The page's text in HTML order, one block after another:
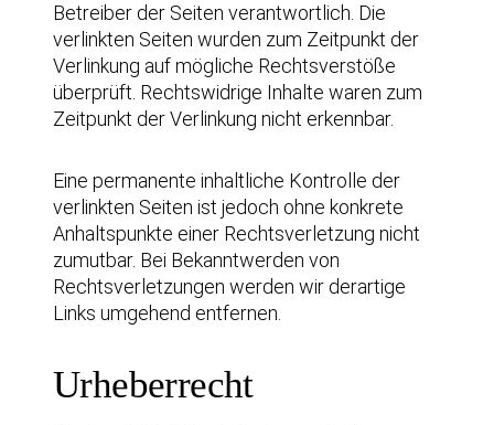
Betreiber der Seiten verantwortlich. Die
verlinkten Seiten wurden zum Zeitpunkt der
Verlinkung auf mögliche Rechtsverstöße
überprüft. Rechtswidrige Inhalte waren zum
Zeitpunkt der Verlinkung nicht erkennbar.
Eine permanente inhaltliche Kontrolle der
verlinkten Seiten ist jedoch ohne konkrete
Anhaltspunkte einer Rechtsverletzung nicht
zumutbar. Bei Bekanntwerden von
Rechtsverletzungen werden wir derartige
Links umgehend entfernen.
Urheberrecht